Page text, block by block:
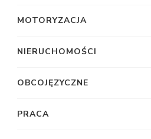
MOTORYZACJA
NIERUCHOMOŚCI
OBCOJĘZYCZNE
PRACA